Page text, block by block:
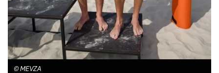
© MEVZA